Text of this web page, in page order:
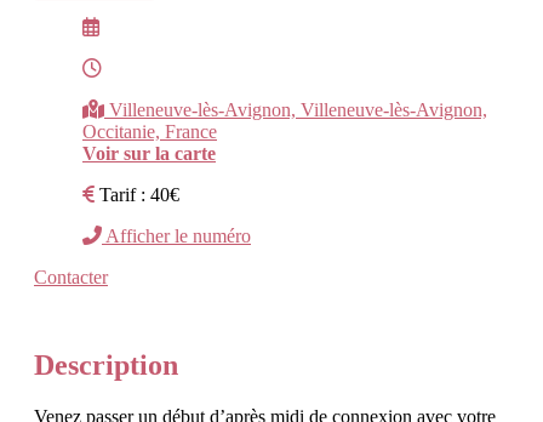
Villeneuve-lès-Avignon, Villeneuve-lès-Avignon,
Occitanie, France
Voir sur la carte
Tarif : 40€
Afficher le numéro
Contacter
Description
Venez passer un début d’après midi de connexion avec votre